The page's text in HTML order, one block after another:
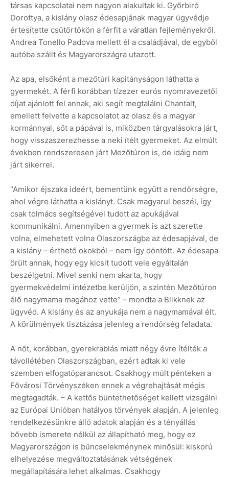
társas kapcsolatai nem nagyon alakultak ki. Győrbiró
Dorottya, a kislány olasz édesapjának magyar ügyvédje
értesítette csütörtökön a férfit a váratlan fejleményekről.
Andrea Tonello Padova mellett él a családjával, de egyből
autóba szállt és Magyarországra utazott.
Az apa, elsőként a mezőtúri kapitányságon láthatta a
gyermekét. A férfi korábban tízezer eurós nyomravezetői
díjat ajánlott fel annak, aki segít megtalálni Chantalt,
emellett felvette a kapcsolatot az olasz és a magyar
kormánnyal, sőt a pápával is, miközben tárgyalásokra járt,
hogy visszaszerezhesse a neki ítélt gyermeket. Az elmúlt
években rendszeresen járt Mezőtúron is, de idáig nem
járt sikerrel.
“Amikor éjszaka ideért, bementünk együtt a rendőrségre,
ahol végre láthatta a kislányt. Csak magyarul beszél, így
csak tolmács segítségével tudott az apukájával
kommunikálni. Amennyiben a gyermek is azt szerette
volna, elmehetett volna Olaszországba az édesapjával, de
a kislány – érthető okokból – nem így döntött. Az édesapa
örült annak, hogy egy kicsit tudott vele egyáltalán
beszélgetni. Mivel senki nem akarta, hogy
gyermekvédelmi intézetbe kerüljön, a szintén Mezőtúron
élő nagymama magához vette” – mondta a Blikknek az
ügyvéd. A kislány és az anyukája nem a nagymamával élt.
A körülmények tisztázása jelenleg a rendőrség feladata.
A nőt, korábban, gyerekrablás miatt négy évre ítélték a
távollétében Olaszországban, ezért adtak ki vele
szemben elfogatóparancsot. Csakhogy múlt pénteken a
Fővárosi Törvényszéken ennek a végrehajtását mégis
megtagadták. – A kettős büntethetőséget kellett vizsgálni
az Európai Unióban hatályos törvények alapján. A jelenleg
rendelkezésünkre álló adatok alapján és a tényállás
bővebb ismerete nélkül az állapítható meg, hogy ez
Magyarországon is bűncselekménynek minősül: kiskorú
elhelyezése megváltoztatásának vétségének
megállapítására lehet alkalmas. Csakhogy